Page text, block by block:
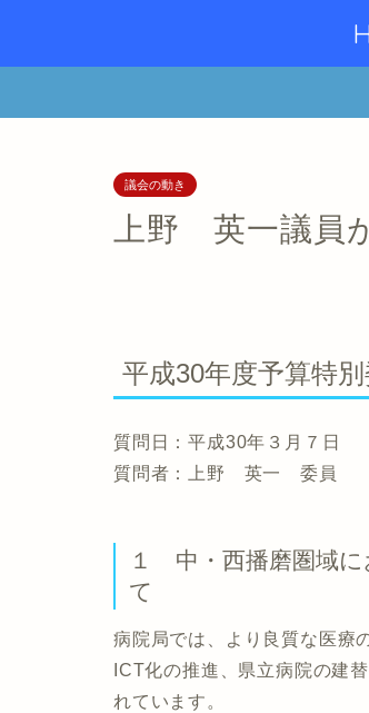
議会の動き
上野 英一議員
平成30年度予算特
質問日：平成30年３月７日
質問者：上野 英一 委員
１ 中・西播磨圏域に
て
病院局では、より良質な医療
ICT化の推進、県立病院の建
れています。